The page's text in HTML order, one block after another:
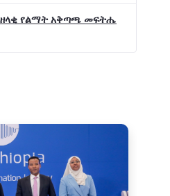
የልማት አቅጣጫ መፍትሔ ጠቋሚ